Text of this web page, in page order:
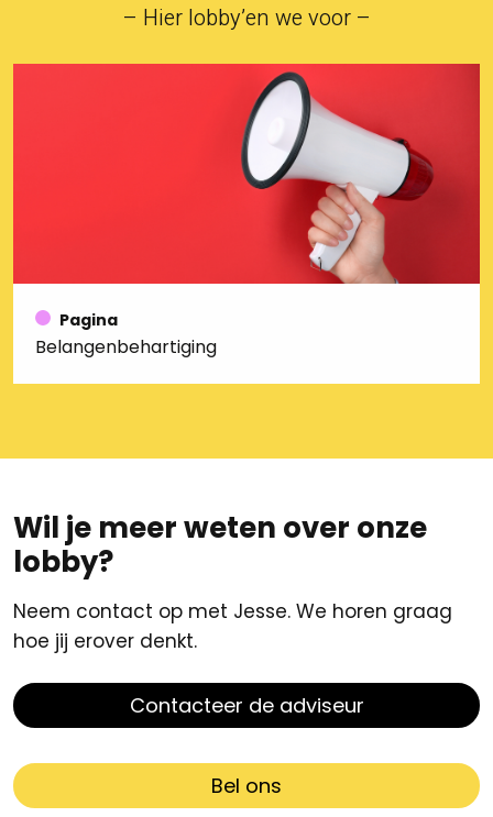
– Hier lobby’en we voor –
Pagina
Belangenbehartiging
Wil je meer weten over onze
lobby?
Neem contact op met Jesse. We horen graag
hoe jij erover denkt.
Contacteer de adviseur
Bel ons